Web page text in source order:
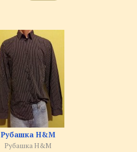
Рубашка H&M
Рубашка H&M